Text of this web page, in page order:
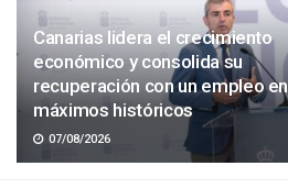
Canarias lidera el crecimiento
económico y consolida su
recuperación con un empleo en
máximos históricos
07/08/2026